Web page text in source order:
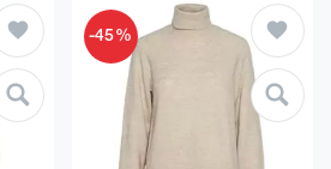
-45%